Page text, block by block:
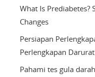
What Is Prediabetes?
Changes
Persiapan
Perlengkapan
Pahami tes gula